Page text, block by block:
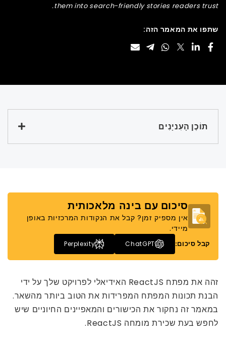
them into search-friendly stories readers trust.
שתפו את המאמר הזה:
תוֹכֶן הָעִניָנִים
סיכום עם בינה מלאכותית
אין מספיק זמן? קבל את הנקודות המרכזיות באופן
מיידי.
קבל סיכום: ChatGPT
Perplexity
זהה את מפתח ReactJS האידיאלי לפרויקט שלך על ידי
הבנת תכונות המפתח המפרידות את הטוב ביותר מהשאר.
במאמר זה נחקור את הכישורים והמאפיינים החיוניים שיש
לחפש בעת שכירת מומחה ReactJS.